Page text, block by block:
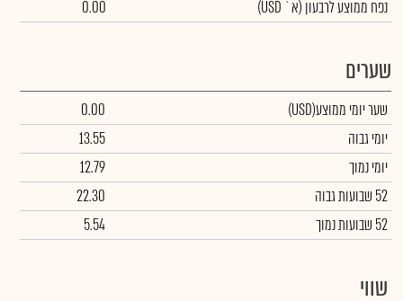
נפח ממוצע לרבעון (א` USD)
0.00
שערים
שער יומי ממוצע(USD)
0.00
יומי גבוה
13.55
יומי נמוך
12.79
52 שבועות גבוה
22.30
52 שבועות נמוך
5.54
שווי